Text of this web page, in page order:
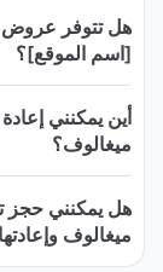
هل تتوفر عروض
[اسم الموقع]؟
أين يمكنني
ميغالوف؟
هل يمكنني حجز
ميغالوف